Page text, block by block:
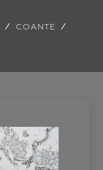
COANTE